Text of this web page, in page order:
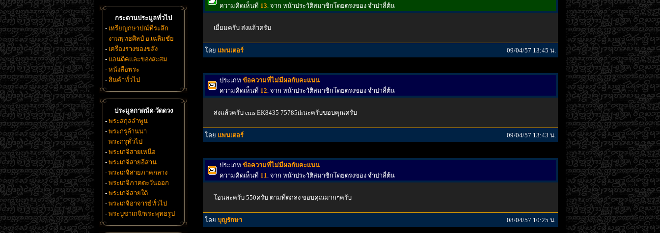
กระดานประมูลทั่วไป
- เหรียญกษาปณ์ที่ระลึก
- งานพุทธศิลป์ อ.เฉลิมชัย
- เครื่องรางของขลัง
- แอนติคและของสะสม
- หนังสือพระ
- สินค้าทั่วไป
ประมูลกาดนัด-วัดดวง
- พระสกุลลำพูน
- พระกรุล้านนา
- พระกรุทั่วไป
- พระเกจิสายเหนือ
- พระเกจิสายอีสาน
- พระเกจิสายภาคกลาง
- พระเกจิภาคตะวันออก
- พระเกจิสายใต้
- พระเกจิอาจารย์ทั่วไป
- พระบูชาเกจิ/พระพุทธรูป
ความคิดเห็นที่ 13. จาก หน้าประวัติสมาชิกโดยตรงของ จำปาสี่ต้น
เยื่ยมครับ ส่งแล้วครับ
โดย แพนเตอร์ 09/04/57 13:45 น.
ประเภท ข้อความที่ไม่มีผลกับคะแนน
ความคิดเห็นที่ 12. จาก หน้าประวัติสมาชิกโดยตรงของ จำปาสี่ต้น
ส่งแล้วครับ ems EK8435 75785thนะครับขอบคุณครับ
โดย แพนเตอร์ 09/04/57 13:43 น.
ประเภท ข้อความที่ไม่มีผลกับคะแนน
ความคิดเห็นที่ 11. จาก หน้าประวัติสมาชิกโดยตรงของ จำปาสี่ต้น
โอนละครับ 550ครับ ตามที่ตกลง ขอบคุณมากๆครับ
โดย บุญรักษา 08/04/57 10:25 น.